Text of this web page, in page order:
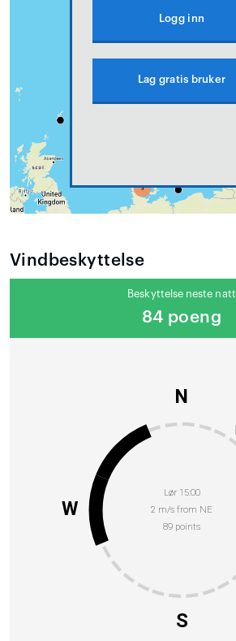
Logg inn
Lag gratis bruker
Vindbeskyttelse
Beskyttelse neste natt
84 poeng
Lør 15:00
2 m/s from NE
89 points
N
S
W